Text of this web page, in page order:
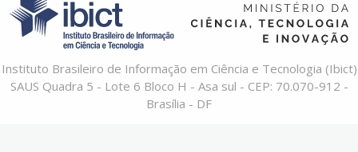
Instituto Brasileiro de Informação em Ciência e Tecnologia (Ibict)
SAUS Quadra 5 - Lote 6 Bloco H - Asa sul - CEP: 70.070-912 -
Brasília - DF